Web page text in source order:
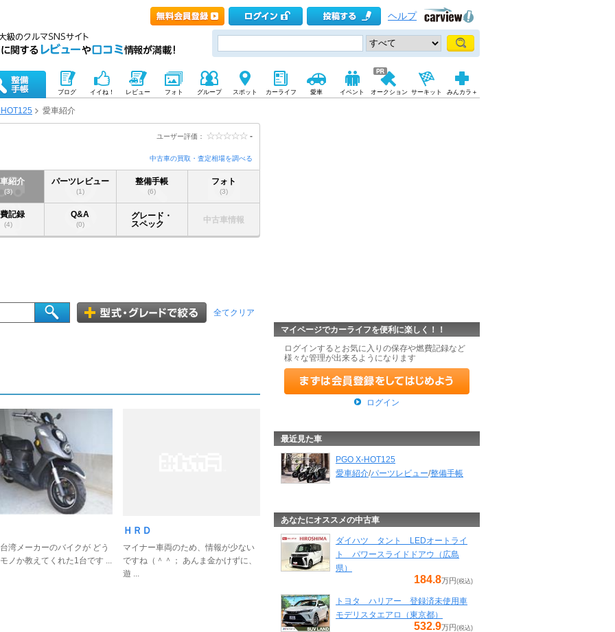
ヘルプ
ブログ イイね！ レビュー フォト グループ スポット カーライフ 愛車 イベント オークション サーキット みんカラ＋
愛車紹介
ユーザー評価： -
中古車の買取・査定相場を調べる
紹介
(3)
パーツレビュー
(1)
整備手帳
(6)
フォト
(3)
記録
(4)
Q&A
(0)
グレード・
スペック
中古車情報
全てクリア
湾メーカーのバイクが どう
ノか教えてくれた1台です ...
ＨＲＤ
マイナー車両のため、情報が少ない
ですね（＾＾； あんま金かけずに、
遊 ...
マイページでカーライフを便利に楽しく！！
ログインするとお気に入りの保存や燃費記録など
様々な管理が出来るようになります
ログイン
最近見た車
PGO X-HOT125
愛車紹介/パーツレビュー/整備手帳
あなたにオススメの中古車
ダイハツ タント LEDオートライ
ト パワースライドドアウ（広島
県）
184.8万円 (税込)
トヨタ ハリアー 登録済未使用車
モデリスタエアロ（東京都）
532.9万円 (税込)